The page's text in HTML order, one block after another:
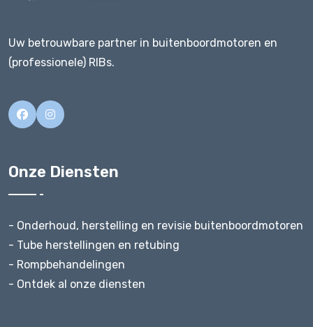
Uw betrouwbare partner in buitenboordmotoren en
(professionele) RIBs.
Onze Diensten
- Onderhoud, herstelling en revisie buitenboordmotoren
- Tube herstellingen en retubing
- Rompbehandelingen
- Ontdek al onze diensten